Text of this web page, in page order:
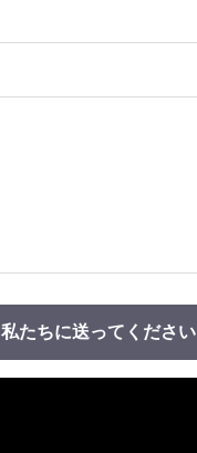
私たちに送ってください